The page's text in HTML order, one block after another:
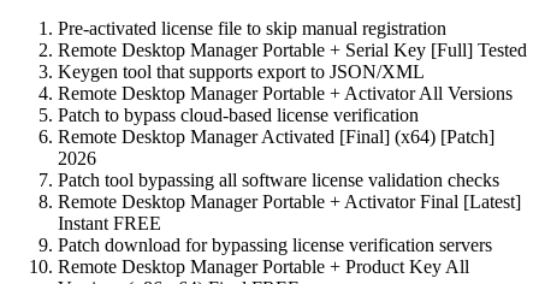
Pre-activated license file to skip manual registration
Remote Desktop Manager Portable + Serial Key [Full] Tested
Keygen tool that supports export to JSON/XML
Remote Desktop Manager Portable + Activator All Versions
Patch to bypass cloud-based license verification
Remote Desktop Manager Activated [Final] (x64) [Patch]
2026
Patch tool bypassing all software license validation checks
Remote Desktop Manager Portable + Activator Final [Latest]
Instant FREE
Patch download for bypassing license verification servers
Remote Desktop Manager Portable + Product Key All